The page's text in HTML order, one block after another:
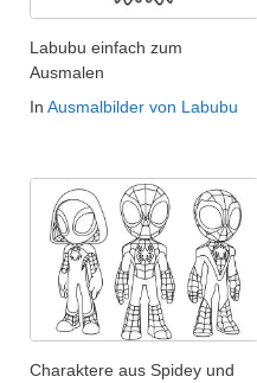
Labubu einfach zum
Ausmalen
In Ausmalbilder von Labubu
Charaktere aus Spidey und